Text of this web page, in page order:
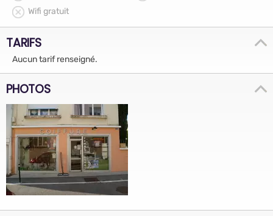
Wifi gratuit
TARIFS
Aucun tarif renseigné.
PHOTOS